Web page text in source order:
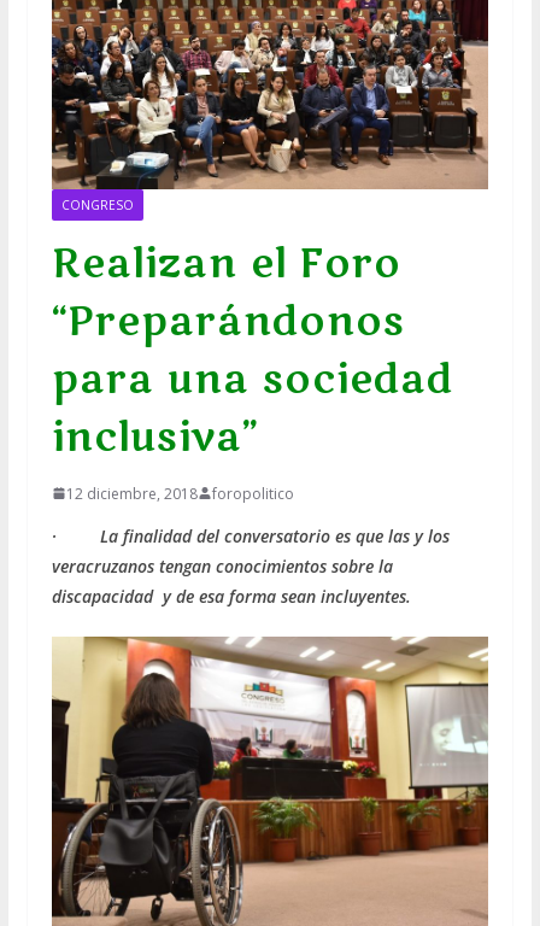
CONGRESO
Realizan el Foro
“Preparándonos
para una sociedad
inclusiva”
12 diciembre, 2018 foropolitico
· La finalidad del conversatorio es que las y los
veracruzanos tengan conocimientos sobre la
discapacidad y de esa forma sean incluyentes.